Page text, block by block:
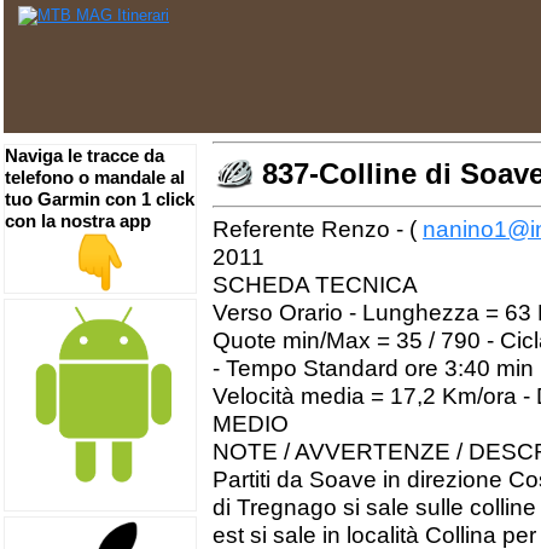
837-Colline di
Referente Renzo - (
2011
SCHEDA TECNICA
Verso Orario - Lunghezza =
Quote min/Max = 35 / 790 -
- Tempo Standard ore 3:40 min
Velocità media = 17,2 Km/ora -
MEDIO
NOTE / AVVERTENZE /
Partiti da Soave in direzione
di Tregnago si sale sulle
est si sale in località Collina
Naviga le tracce da
telefono o mandale al
tuo Garmin con 1 click
con la nostra app